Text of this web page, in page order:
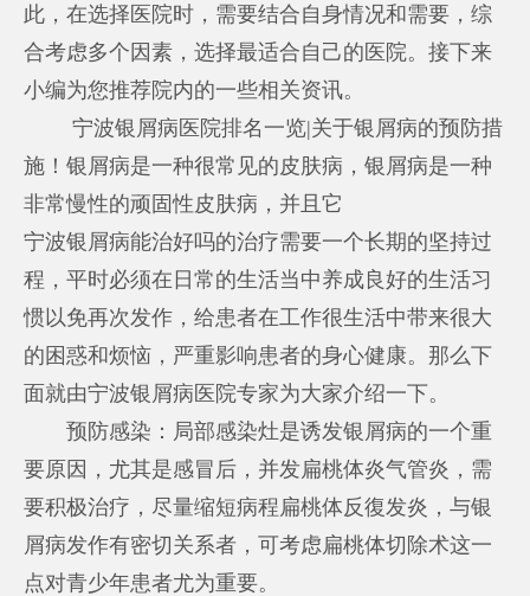
此，在选择医院时，需要结合自身情况和需要，综
合考虑多个因素，选择最适合自己的医院。接下来
小编为您推荐院内的一些相关资讯。
宁波银屑病医院排名一览|关于银屑病的预防措
施！银屑病是一种很常见的皮肤病，银屑病是一种
非常慢性的顽固性皮肤病，并且它
宁波银屑病能治好吗的治疗需要一个长期的坚持过
程，平时必须在日常的生活当中养成良好的生活习
惯以免再次发作，给患者在工作很生活中带来很大
的困惑和烦恼，严重影响患者的身心健康。那么下
面就由宁波银屑病医院专家为大家介绍一下。
预防感染：局部感染灶是诱发银屑病的一个重
要原因，尤其是感冒后，并发扁桃体炎气管炎，需
要积极治疗，尽量缩短病程扁桃体反復发炎，与银
屑病发作有密切关系者，可考虑扁桃体切除术这一
点对青少年患者尤为重要。